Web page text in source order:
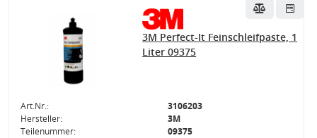
3M Perfect-It Feinschleifpaste, 1
Liter 09375
Art.Nr.:
3106203
Hersteller:
3M
Teilenummer:
09375